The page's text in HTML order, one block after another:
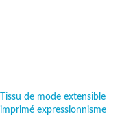
Tissu de mode extensible
imprimé expressionnisme